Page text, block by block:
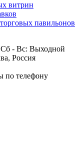
витрин
павильонов
- Вс: Выходной
Россия
по телефону